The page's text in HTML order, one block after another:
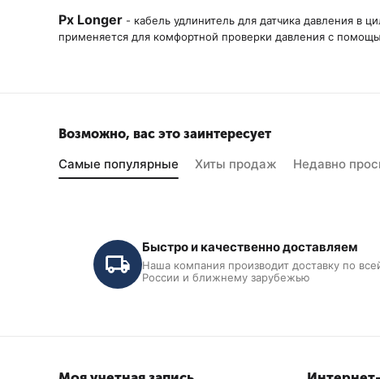
Px Longer - кабель удлинитель для датчика давления в
применяется для комфортной проверки давления с
Возможно, вас это заинтересует
Самые популярные
Хиты продаж Недавно
Быстро и качественно доставляем
Наша компания производит доставку по
России и ближнему зарубежью